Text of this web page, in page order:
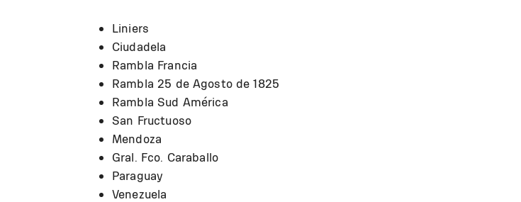
Liniers
Ciudadela
Rambla Francia
Rambla 25 de Agosto de 1825
Rambla Sud América
San Fructuoso
Mendoza
Gral. Fco. Caraballo
Paraguay
Venezuela